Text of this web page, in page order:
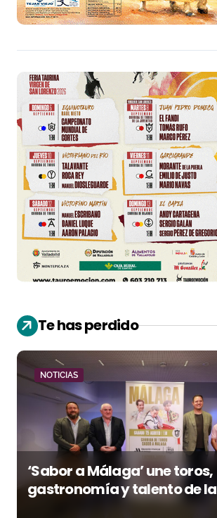
Te has perdido
NOTICIAS
‘Sabor a Málaga’ une toros,
gastronomía y talento de la
tierra en La Malagueta